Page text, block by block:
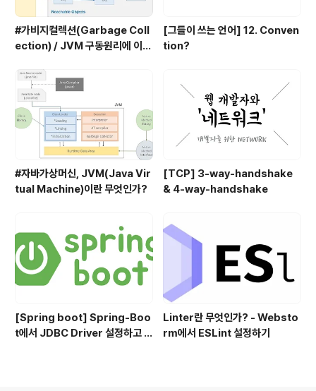
#가비지컬렉션(Garbage Coll
ection) / JVM 구동원리에 이어
[그들이 쓰는 언어] 12. Conven
tion?
#자바가상머신, JVM(Java Vir
tual Machine)이란 무엇인가?
[TCP] 3-way-handshake
& 4-way-handshake
[Spring boot] Spring-Boo
t에서 JDBC Driver 설정하고 사
Linter란 무엇인가? - Websto
rm에서 ESLint 설정하기